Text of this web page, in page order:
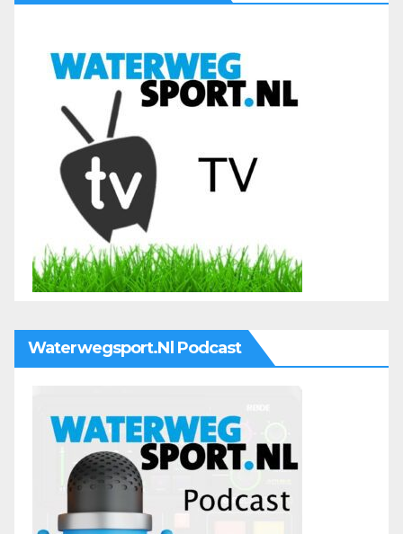
Waterwegsport.nl Podcast